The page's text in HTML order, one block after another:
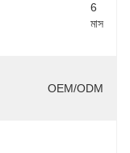
6
মাস
OEM/ODM